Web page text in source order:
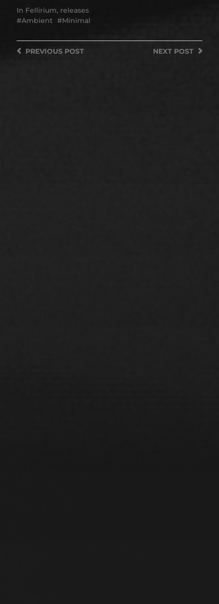
In Fellirium, releases
Ambient
Minimal
NEXT POST
PREVIOUSPOST